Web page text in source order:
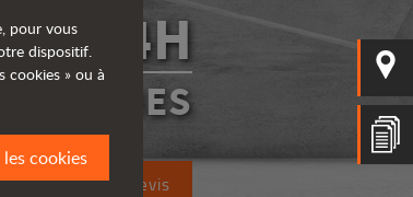
T204H
Demandez un devis
pour vous
dispositif.
cookies » ou à
cookies